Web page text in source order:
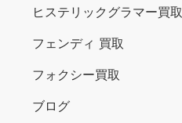
ヒステリックグラマー買取
フェンディ 買取
フォクシー買取
ブログ